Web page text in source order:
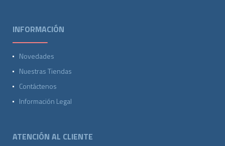
INFORMACIÓN
Novedades
Nuestras Tiendas
Contáctenos
Información Legal
ATENCIÓN AL CLIENTE